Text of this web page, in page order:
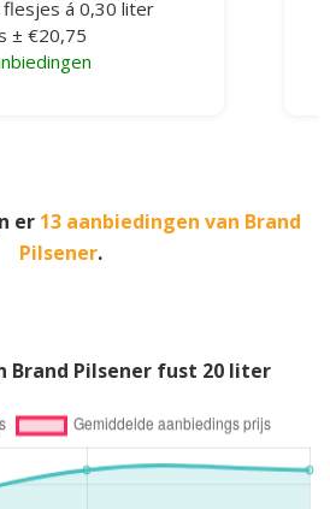
flesjes á 0,30 liter
± €20,75
er 13 aanbiedingen van Brand
Pilsener.
Brand Pilsener fust 20 liter